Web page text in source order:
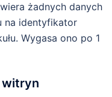
żadnych danych
na identyfikator
Wygasa ono po 1
witryn